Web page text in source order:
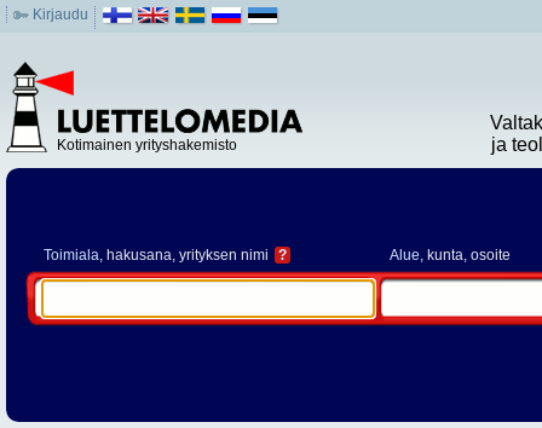
Kirjaudu
Kotimainen yrityshakemisto
ja
Toimiala, hakusana, yrityksen nimi ? Alue, kunta, osoite